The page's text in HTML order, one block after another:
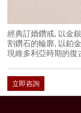
經典訂婚鑽戒, 以金
割鑽石的輪廓, 以鉑
現維多利亞時期的復
立即咨詢